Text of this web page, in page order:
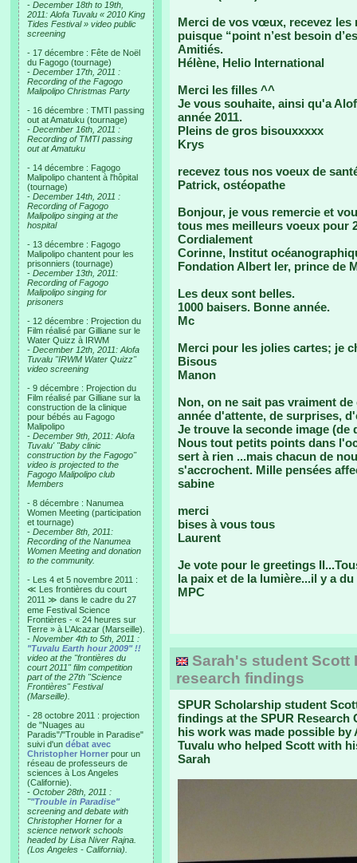
- December 18th to 19th,
2011: Alofa Tuvalu « 2010 King
Tides Festival » video public
screening
- 17 décembre : Fête de Noël
du Fagogo (tournage)
- December 17th, 2011 :
Recording of the Fagogo
Malipolipo Christmas Party
- 16 décembre : TMTI passing
out at Amatuku (tournage)
- December 16th, 2011 :
Recording of TMTI passing
out at Amatuku
- 14 décembre : Fagogo
Malipolipo chantent à l'hôpital
(tournage)
- December 14th, 2011 :
Recording of Fagogo
Malipolipo singing at the
hospital
- 13 décembre : Fagogo
Malipolipo chantent pour les
prisonniers (tournage)
- December 13th, 2011:
Recording of Fagogo
Malipolipo singing for
prisoners
- 12 décembre : Projection du
Film réalisé par Gilliane sur le
Water Quizz à IRWM
- December 12th, 2011: Alofa
Tuvalu "IRWM Water Quizz"
video screening
- 9 décembre : Projection du
Film réalisé par Gilliane sur la
construction de la clinique
pour bébés au Fagogo
Malipolipo
- December 9th, 2011: Alofa
Tuvalu' "Baby clinic
construction by the Fagogo"
video is projected to the
Fagogo Malipolipo club
Members
- 8 décembre : Nanumea
Women Meeting (participation
et tournage)
- December 8th, 2011:
Recording of the Nanumea
Women Meeting and donation
to the community.
- Les 4 et 5 novembre 2011 :
≪ Les frontières du court
2011 ≫ dans le cadre du 27
eme Festival Science
Frontières - « 24 heures sur
Terre » à L’Alcazar (Marseille).
- November 4th to 5th, 2011 :
"Tuvalu Earth hour 2009" !!
video at the "frontières du
court 2011" film competition
part of the 27th "Science
Frontières" Festival
(Marseille).
- 28 octobre 2011 : projection
de "Nuages au
Paradis"/"Trouble in Paradise"
suivi d'un débat avec
Christopher Horner pour un
réseau de professeurs de
sciences à Los Angeles
(Californie).
- October 28th, 2011 :
""Trouble in Paradise"
screening and debate with
Christopher Horner for a
science network schools
headed by Lisa Niver Rajna.
(Los Angeles - California).
Merci de vos vœux, recevez
puisque “point n’est besoin
Amitiés.
Hélène, Helio International
Merci les filles ^^
Je vous souhaite, ainsi qu'a
année 2011.
Pleins de gros bisouxxxxx
Krys
recevez tous nos voeux de
Patrick, ostéopathe
Bonjour, je vous remercie et
tous mes meilleurs voeux pour
Cordialement
Corinne, Institut
Fondation Albert Ier, prince de
Les deux sont belles.
1000 baisers. Bonne année.
Mc
Merci pour les jolies cartes; je
Bisous
Manon
Non, on ne sait pas vraiment
année d'attente, de surprises,
Je trouve la seconde image
Nous tout petits points dans
sert à rien ...mais chacun de
s'accrochent. Mille pensées
sabine
merci
bises à vous tous
Laurent
Je vote pour le greetings
la paix et de la lumière...il y a
MPC
Sarah's student Scott
research findings
SPUR Scholarship student
findings at the SPUR Research
his work was made possible by
Tuvalu who helped Scott with
Sarah